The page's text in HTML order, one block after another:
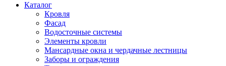
Каталог
Кровля
Фасад
Водосточные системы
Элементы кровли
Мансардные окна и чердачные лестницы
Заборы и ограждения